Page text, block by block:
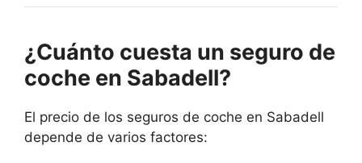
¿Cuánto cuesta un seguro de
coche en Sabadell?
El precio de los seguros de coche en Sabadell
depende de varios factores: